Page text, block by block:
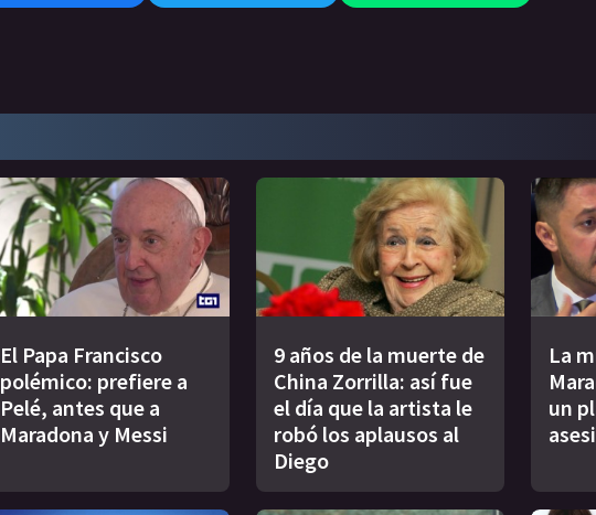
El Papa Francisco
polémico: prefiere a
Pelé, antes que a
Maradona y Messi
9 años de la muerte de
China Zorrilla: así fue
el día que la artista le
robó los aplausos al
Diego
La
un